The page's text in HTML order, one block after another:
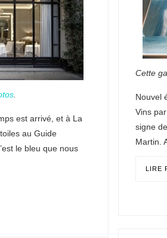
est arrivé, et à La
au Guide
le bleu que nous
Cette
Nouvel
Vins
signe
Martin.
LIRE